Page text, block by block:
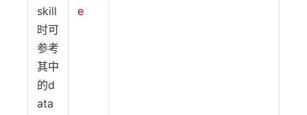
skill
时可
参考
其中
的d
ata
e